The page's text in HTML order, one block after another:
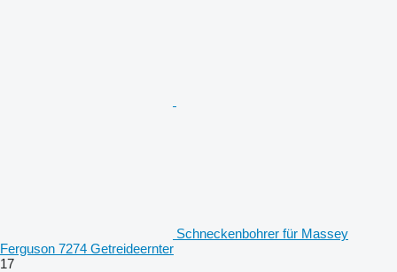
Schneckenbohrer für Massey
Ferguson 7274 Getreideernter
17